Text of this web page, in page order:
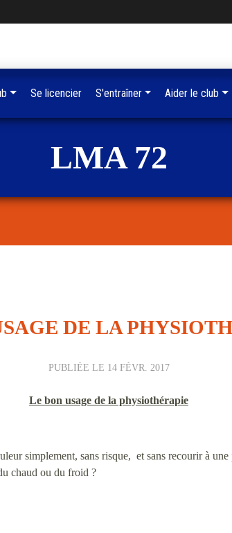
LMA 72
DE LA
PUBLIÉE LE 14 FÉVR. 2017
Le bon usage de la physiothérapie
simplement, sans risque, et sans recourir à
chaud ou du froid ?
Se licencier S'entraîner Aider le club